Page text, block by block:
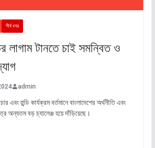
শীর্ষ খবর
লাগাম টানতে চাই সমন্বিত ও
admin
এবং হুন্ডি কার্যক্রম বর্তমানে বাংলাদেশের অর্থনীতি এবং
অন্যতম বড় চ্যালেঞ্জ হয়ে দাঁড়িয়েছে।